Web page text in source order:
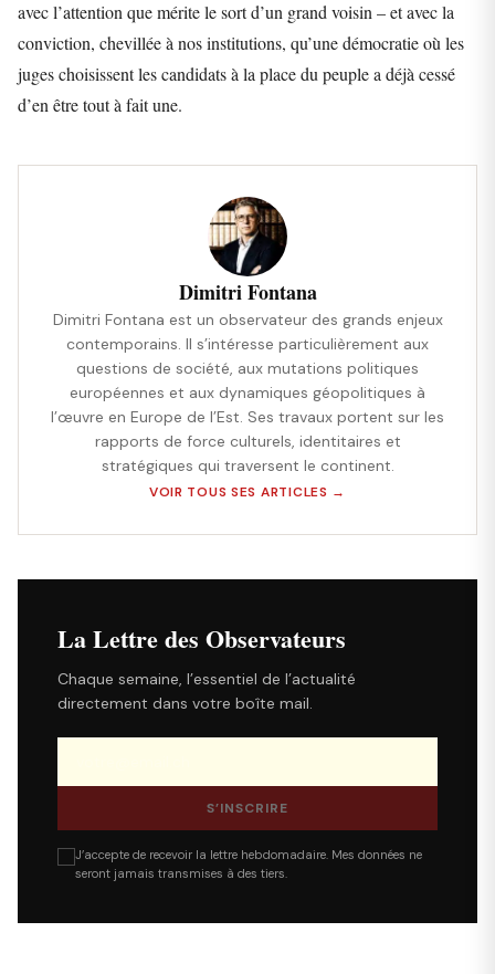
avec l’attention que mérite le sort d’un grand voisin – et avec la
conviction, chevillée à nos institutions, qu’une démocratie où les
juges choisissent les candidats à la place du peuple a déjà cessé
d’en être tout à fait une.
Dimitri Fontana
Dimitri Fontana est un observateur des grands enjeux
contemporains. Il s’intéresse particulièrement aux
questions de société, aux mutations politiques
européennes et aux dynamiques géopolitiques à
l’œuvre en Europe de l’Est. Ses travaux portent sur les
rapports de force culturels, identitaires et
stratégiques qui traversent le continent.
VOIR TOUS SES ARTICLES →
La Lettre des Observateurs
Chaque semaine, l’essentiel de l’actualité
directement dans votre boîte mail.
S’INSCRIRE
J’accepte de recevoir la lettre hebdomadaire. Mes données ne
seront jamais transmises à des tiers.